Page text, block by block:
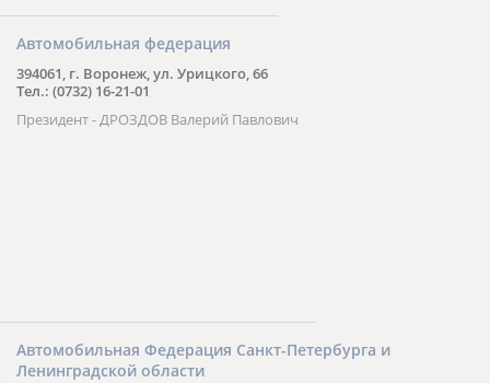
Автомобильная федерация
394061, г. Воронеж, ул. Урицкого, 66
Тел.: (0732) 16-21-01
Президент - ДРОЗДОВ Валерий Павлович
Автомобильная Федерация Санкт-Петербурга и
Ленинградской области